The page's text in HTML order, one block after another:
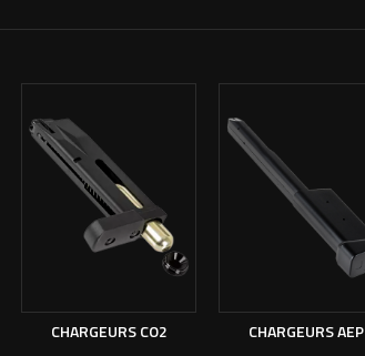
CHARGEURS CO2 CHARGEURS AEP